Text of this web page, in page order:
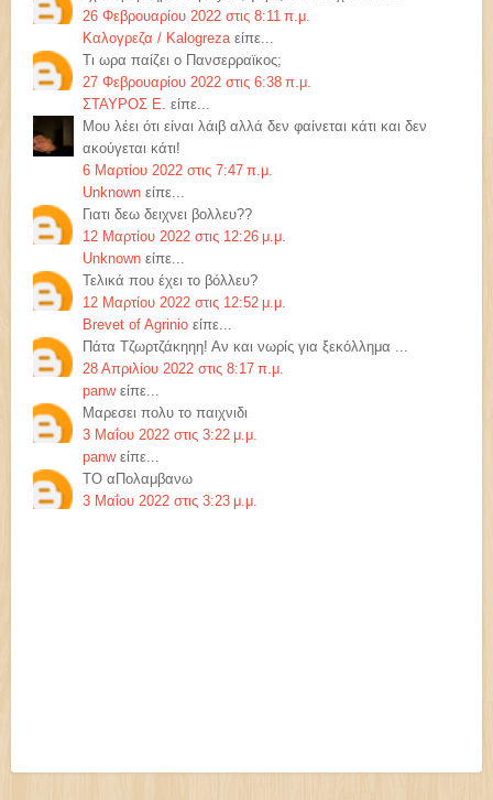
26 Φεβρουαρίου 2022 στις 8:11 π.μ.
Καλογρεζα / Kalogrezaείπε...
Τι ωρα παίζει ο Πανσερραϊκος;
27 Φεβρουαρίου 2022 στις 6:38 π.μ.
ΣΤΑΥΡΟΣ Ε. είπε...
Μου λέει ότι είναι λάιβ αλλά δεν φαίνεται κάτι και δεν
ακούγεται κάτι!
6 Μαρτίου 2022 στις 7:47 π.μ.
Unknown είπε...
Γιατι δεω δειχνει βολλευ??
12 Μαρτίου 2022 στις 12:26 μ.μ.
Unknown είπε...
Τελικά που έχει το βόλλευ?
12 Μαρτίου 2022 στις 12:52 μ.μ.
Brevet of Agrinio είπε...
Πάτα Τζωρτζάκηηη! Αν και νωρίς για ξεκόλλημα ...
28 Απριλίου 2022 στις 8:17 π.μ.
panwείπε...
Μαρεσει πολυ το παιχνιδι
3 Μαΐου 2022 στις 3:22 μ.μ.
panwείπε...
ΤΟ αΠολαμβανω
3 Μαΐου 2022 στις 3:23 μ.μ.